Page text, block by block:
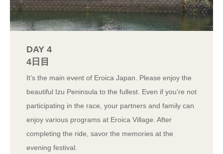
DAY 4
4日目
It’s the main event of Eroica Japan. Please enjoy the
beautiful Izu Peninsula to the fullest. Even if you’re not
participating in the race, your partners and family can
enjoy various programs at Eroica Village. After
completing the ride, savor the memories at the
evening festival.